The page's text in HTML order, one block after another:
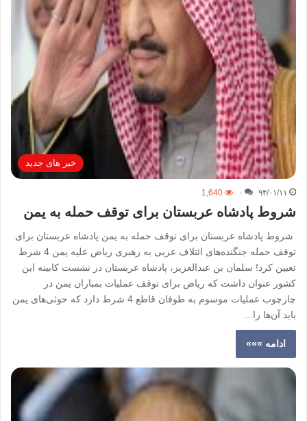
خبر های جدید
۹۴/۰۱/۱۱ ۰ 1,640
شروط پادشاه عربستان برای توقف حمله به یمن
شروط پادشاه عربستان برای توقف حمله به یمن پادشاه عربستان برای
توقف حمله جنگنده‌های ائتلاف عربی به رهبری ریاض علیه یمن 4 شرط
تعیین کرد! سلمان بن عبدالعزیز، پادشاه عربستان در نشست کابینه این
کشور عنوان داشت که ریاض برای توقف عملیات بمباران یمن در
چارچوب عملیات موسوم به طوفان قاطع 4 شرط دارد که حوثی‌های یمن
باید آن‌ها را…
ادامه »»»